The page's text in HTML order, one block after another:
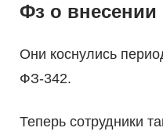
Фз о
Они коснулись
ФЗ-342.
Теперь сотрудники